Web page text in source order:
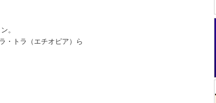
。
・トラ（エチオピア）ら